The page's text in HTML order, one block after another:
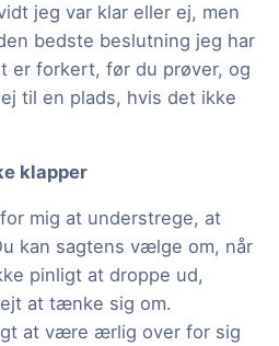
jeg var klar eller ej, men
bedste beslutning jeg har
er forkert, før du prøver, og
til en plads, hvis det ikke
klapper
mig at understrege, at
kan sagtens vælge om, når
pinligt at droppe ud,
at tænke sig om.
at være ærlig over for sig